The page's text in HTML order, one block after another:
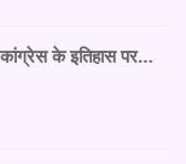
के इतिहास पर…